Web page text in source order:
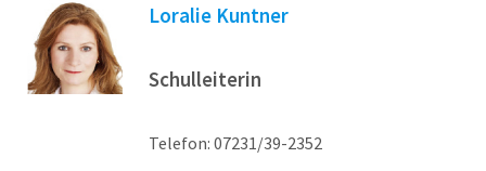
Loralie Kuntner
Schulleiterin
Telefon: 07231/39-2352